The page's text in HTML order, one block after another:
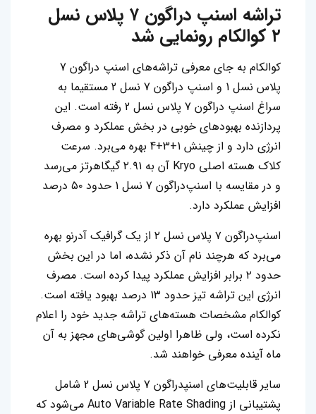
تراشه اسنپ‌ دراگون ۷ پلاس نسل
۲ کوالکام رونمایی شد
کوالکام به جای معرفی تراشه‌های اسنپ‌ دراگون‌ 7
پلاس نسل 1 و اسنپ‌ دراگون‌ 7 نسل 2 مستقیما به
سراغ اسنپ‌ دراگون 7 پلاس نسل 2 رفته است. این
پردازنده بهبودهای خوبی در بخش عملکرد و مصرف
انرژی دارد و از چینش 1+3+4 بهره می‌برد. سرعت
کلاک هسته اصلی Kryo آن به ۲.۹۱ گیگاهرتز می‌رسد
و در مقایسه با اسنپ‌دراگون‌ 7 نسل 1 حدود ۵۰ درصد
افزایش عملکرد دارد.
اسنپ‌دراگون ۷ پلاس نسل ۲ از یک گرافیک آدرنو بهره
می‌برد که هرچند نام آن ذکر نشده، اما در این بخش
حدود ۲ برابر افزایش عملکرد پیدا کرده است. مصرف
انرژی این تراشه تیز حدود ۱۳ درصد بهبود یافته است.
کوالکام مشخصات هسته‌های تراشه جدید خود را اعلام
نکرده است، ولی ظاهرا اولین گوشی‌های مجهز به آن
ماه آینده معرفی خواهند شد.
سایر قابلیت‌های اسنپدراگون 7 پلاس نسل 2 شامل
پشتیبانی از Auto Variable Rate Shading می‌شود که